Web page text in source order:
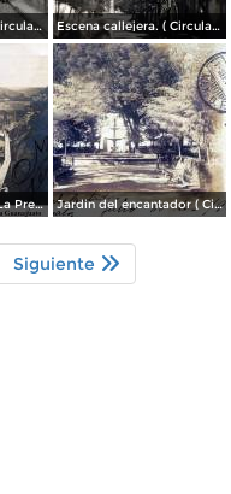
Escena callejera. ( Circulada el 13 de Mayo de 1941 ). Escena callejera. ( Circulada el 14 de Diciembre de 1930 ).
Un dia de fiesta en La Presa de La Olla Guanajuato ( Circulada el 9 de Agosto de 1905 ). Jardin del encantador ( Circulada el 30 de Julio de 1905 ).
Siguiente